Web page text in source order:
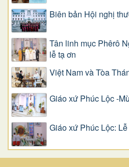
Biên bản Hội nghị
Tân linh mục Phêrô
lễ tạ ơn
Việt Nam và Tòa
Giáo xứ Phúc Lộc -
Giáo xứ Phúc Lộc: